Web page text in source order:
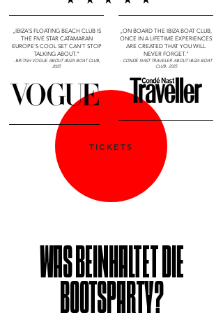
TICKETS
„IBIZA'S FLOATING BEACH CLUB IS
THE FIVE STAR CATAMARAN
EUROPE'S COOL SET CAN'T STOP
TALKING ABOUT."
- BRITISH VOGUE ABOUT IBIZA BOAT CLUB,
2025
„ON BOARD THE IBIZA BOAT CLUB,
ONCE IN A LIFETIME EXPERIENCES
ARE CREATED THAT YOU WILL
NEVER FORGET."
- CONDÉ NAST TRAVELER ABOUT IBIZA BOAT
CLUB, 2025
WAS BEINHALTET DIE
BOOTSPARTY?